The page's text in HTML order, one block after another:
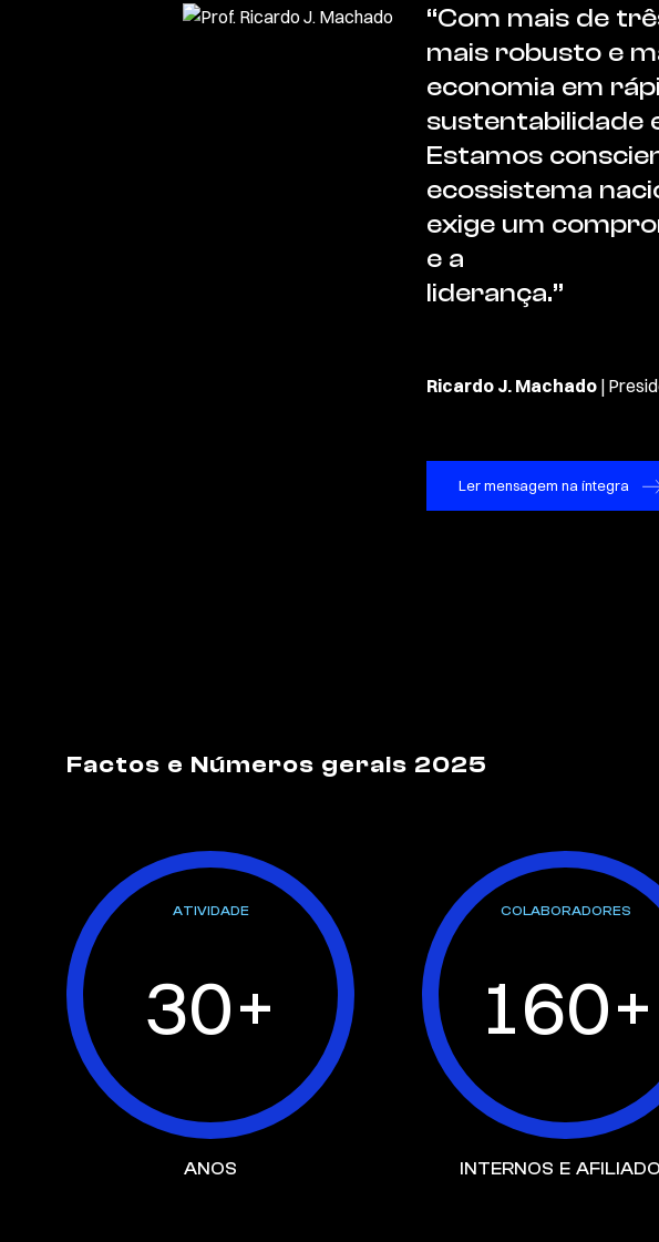
“Com mais de
mais robusto e
economia em
sustentabilidade
Estamos
ecossistema
exige um
e a
liderança.”
Ricardo J. Machado|
Ler mensagem na íntegra
Factos e Números gerais 2025
ATIVIDADE
30+
ANOS
COLABORADORES
160+
INTERNOS E